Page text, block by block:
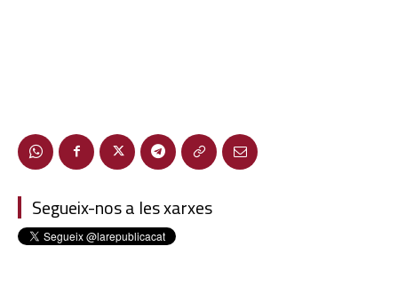
Segueix-nos a les xarxes